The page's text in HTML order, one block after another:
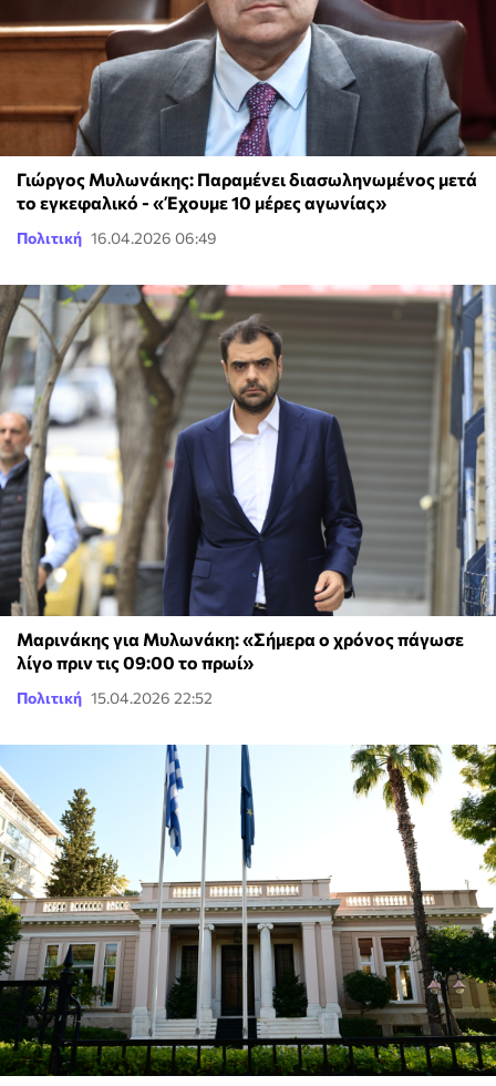
Γιώργος Μυλωνάκης: Παραμένει διασωληνωμένος μετά
το εγκεφαλικό - «Έχουμε 10 μέρες αγωνίας»
Πολιτική 16.04.2026 06:49
Μαρινάκης για Μυλωνάκη: «Σήμερα ο χρόνος πάγωσε
λίγο πριν τις 09:00 το πρωί»
Πολιτική 15.04.2026 22:52